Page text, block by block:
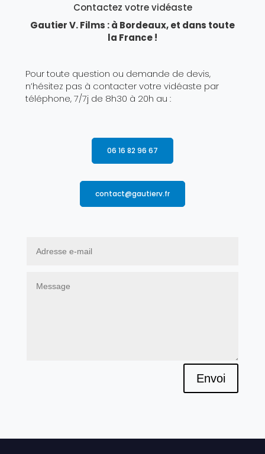
Contactez votre vidéaste
Gautier V. Films : à Bordeaux, et dans toute
la France !
Pour toute question ou demande de devis,
n’hésitez pas à contacter votre vidéaste par
téléphone, 7/7j de 8h30 à 20h au :
06 16 82 96 67
contact@gautierv.fr
Envoi